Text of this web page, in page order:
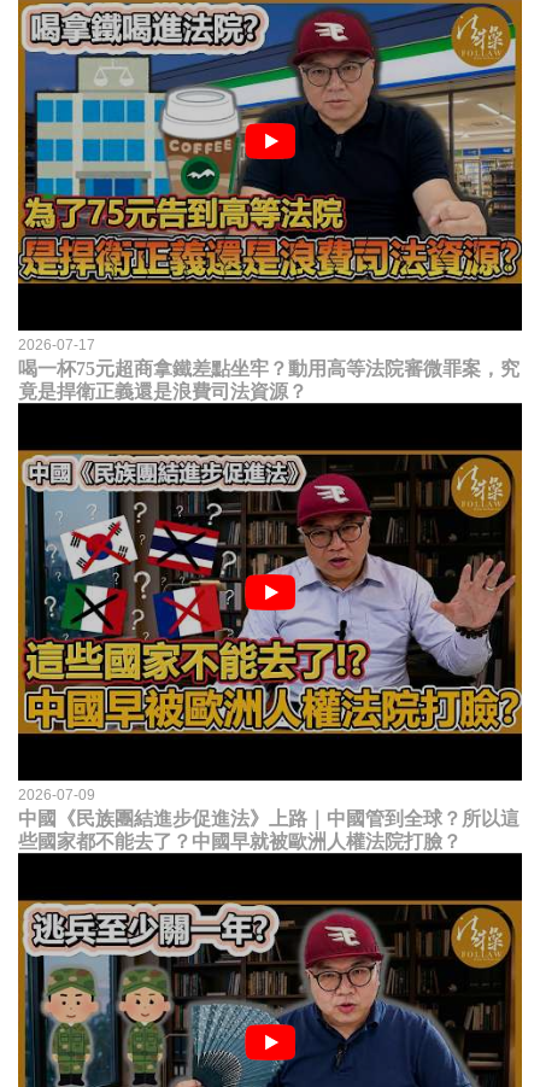
2026-07-17
喝一杯75元超商拿鐵差點坐牢？動用高等法院審微罪案，究
竟是捍衛正義還是浪費司法資源？
2026-07-09
中國《民族團結進步促進法》上路｜中國管到全球？所以這
些國家都不能去了？中國早就被歐洲人權法院打臉？